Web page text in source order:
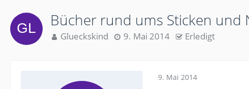
Bücher rund ums Sticken und
Glueckskind 9. Mai 2014 Erledigt
9. Mai 2014